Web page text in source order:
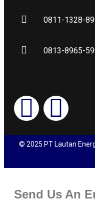
0811-1328-
0813-8965-
© 2025 PT Lautan
Send Us An